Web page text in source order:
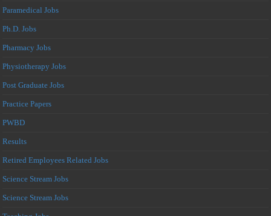
Paramedical Jobs
Ph.D. Jobs
Pharmacy Jobs
Physiotherapy Jobs
Post Graduate Jobs
Practice Papers
PWBD
Results
Retired Employees Related Jobs
Science Stream Jobs
Science Stream Jobs